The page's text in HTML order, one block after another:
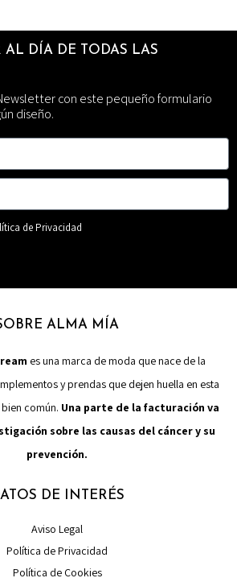
AL DÍA DE TODAS LAS
con este pequeño formulario
diseño.
de Privacidad
ALMA MÍA
es una marca de moda que nace de la
y prendas que dejen huella en esta
común. Una parte de la facturación va
sobre las causas del cáncer y su
prevención.
DE INTERÉS
Aviso Legal
Política de Privacidad
Política de Cookies